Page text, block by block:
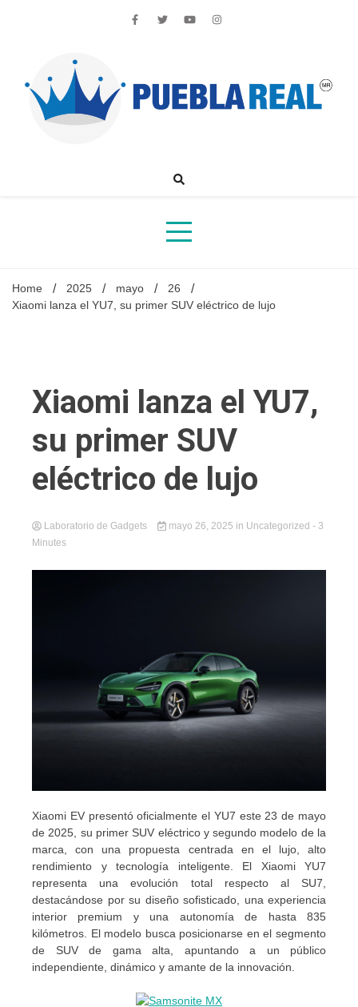
Noticias de actualidad de Puebla, México y el mundo
Home 2025 mayo
26
Xiaomi lanza el YU7, su primer SUV eléctrico de lujo
Xiaomi lanza el YU7,
su primer SUV
eléctrico de lujo
Laboratorio de Gadgets mayo 26, 2025 in Uncategorized - 3
Minutes
Xiaomi EV presentó oficialmente el YU7 este 23 de mayo
de 2025, su primer SUV eléctrico y segundo modelo de la
marca, con una propuesta centrada en el lujo, alto
rendimiento y tecnología inteligente. El Xiaomi YU7
representa una evolución total respecto al SU7,
destacándose por su diseño sofisticado, una experiencia
interior premium y una autonomía de hasta 835
kilómetros. El modelo busca posicionarse en el segmento
de SUV de gama alta, apuntando a un público
independiente, dinámico y amante de la innovación.